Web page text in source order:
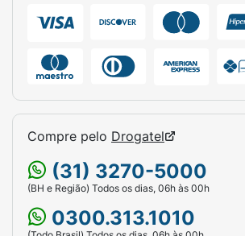
Compre pelo Drogatel
(31) 3270-5000
(BH e Região) Todos os dias, 06h às 00h
0300.313.1010